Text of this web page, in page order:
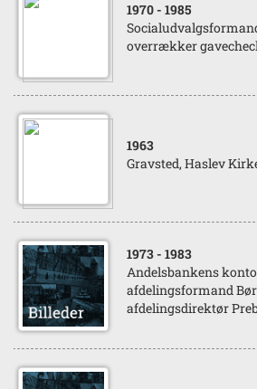
1970 - 1985
overrækker
1963
Gravsted, Haslev
1973 - 1983
Andelsbankens
afdelingsformand
afdelingsdirektør